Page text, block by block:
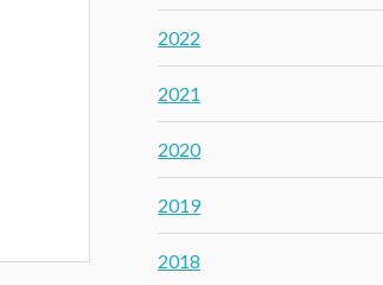
2022
2021
2020
2019
2018